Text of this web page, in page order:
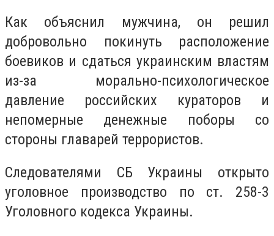
Как объяснил мужчина, он решил
добровольно покинуть расположение
боевиков и сдаться украинским властям
из-за морально-психологическое
давление российских кураторов и
непомерные денежные поборы со
стороны главарей террористов.
Следователями СБ Украины открыто
уголовное производство по ст. 258-3
Уголовного кодекса Украины.